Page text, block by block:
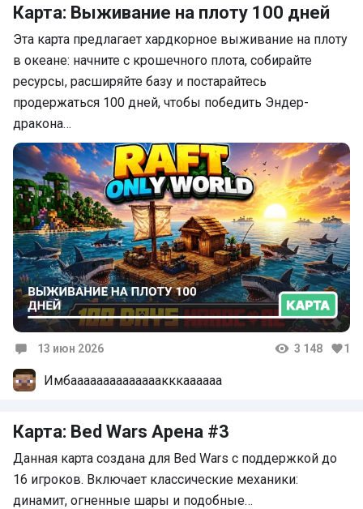
Карта: Выживание на плоту 100 дней
Эта карта предлагает хардкорное выживание на плоту
в океане: начните с крошечного плота, собирайте
ресурсы, расширяйте базу и постарайтесь
продержаться 100 дней, чтобы победить Эндер-
дракона…
13 июн 2026 3 148 1
Имбаааааааааааааакккаааааа
Карта: Bed Wars Арена #3
Данная карта создана для Bed Wars с поддержкой до
16 игроков. Включает классические механики:
динамит, огненные шары и подобные…